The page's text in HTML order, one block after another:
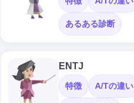
あるある診断
ENTJ
特徴 A/Tの違い